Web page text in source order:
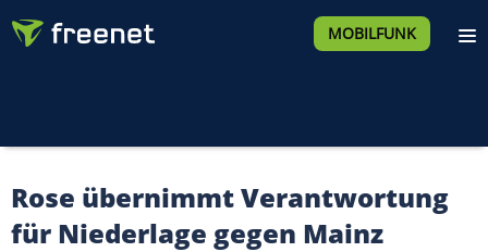
MOBILFUNK
Rose übernimmt Verantwortung
für Niederlage gegen Mainz